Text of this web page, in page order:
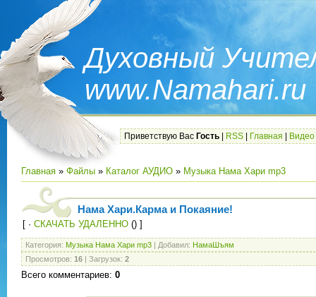
Духовный
www.Namahari.ru
Приветствую Вас Гость RSS Главная
Главная » Файлы » Каталог АУДИО » Музыка Нама Хари mp3
Нама Хари.Карма и Покаяние!
[ · СКАЧАТЬ УДАЛЕННО () ]
Категория: Музыка Нама Хари mp3 Добавил: НамаШъям
Просмотров: 16 Загрузок: 2
Всего комментариев: 0